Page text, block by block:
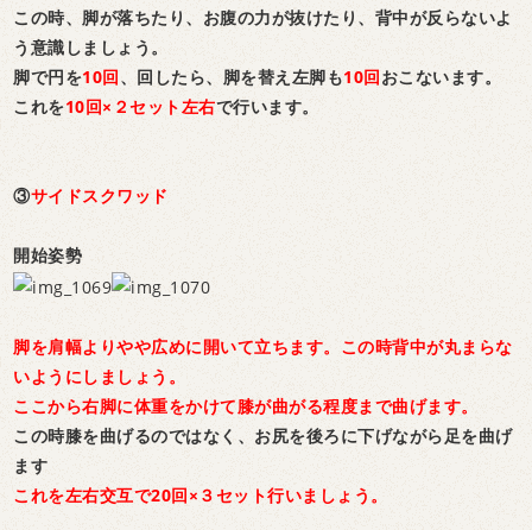
この時、脚が落ちたり、お腹の力が抜けたり、背中が反らないよ
う意識しましょう。
脚で円を10回、回したら、脚を替え左脚も10回おこないます。
これを10回×２セット左右で行います。
③サイドスクワッド
開始姿勢
脚を肩幅よりやや広めに開いて立ちます。この時背中が丸まらな
いようにしましょう。
ここから右脚に体重をかけて膝が曲がる程度まで曲げます。
この時膝を曲げるのではなく、お尻を後ろに下げながら足を曲げ
ます
これを左右交互で20回×３セット行いましょう。